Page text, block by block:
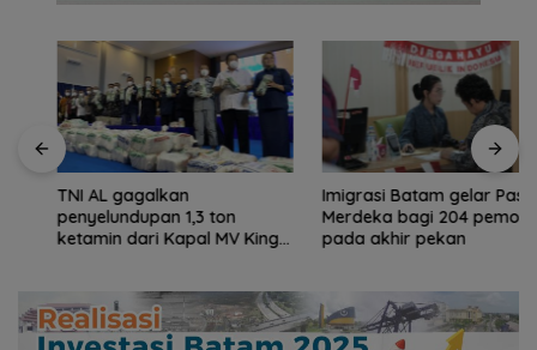
TNI AL gagalkan
penyelundupan 1,3 ton
ketamin dari Kapal MV King
Imigrasi Batam gelar Paspor
Merdeka bagi 204 pemohon
pada akhir pekan